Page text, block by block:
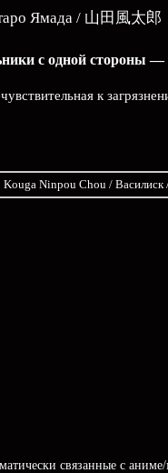
Ямада / 山田風太郎
с одной стороны —
к
связанные с